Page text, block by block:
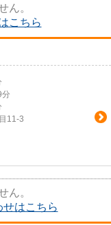
ん。
こちら
分
11-3
ん。
はこちら